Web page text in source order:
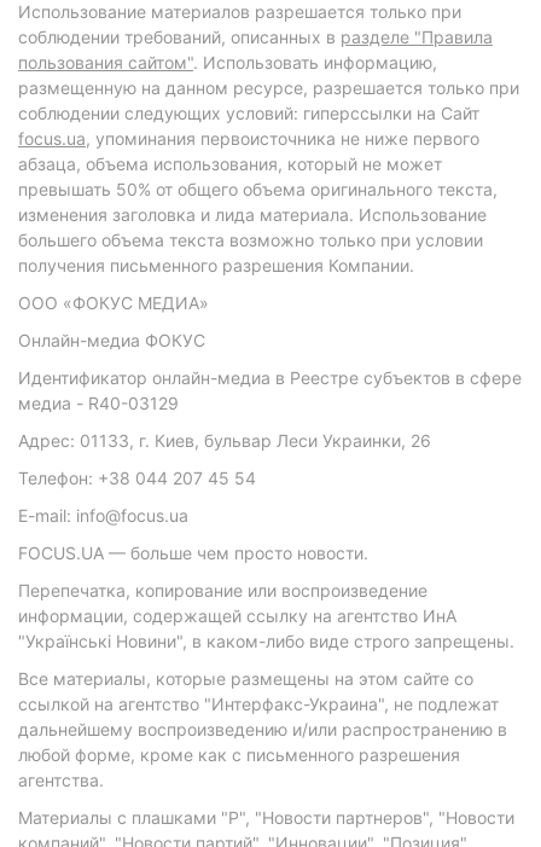
Использование материалов разрешается только при
соблюдении требований, описанных в разделе "Правила
пользования сайтом". Использовать информацию,
размещенную на данном ресурсе, разрешается только при
соблюдении следующих условий: гиперссылки на Сайт
focus.ua, упоминания первоисточника не ниже первого
абзаца, объема использования, который не может
превышать 50% от общего объема оригинального текста,
изменения заголовка и лида материала. Использование
большего объема текста возможно только при условии
получения письменного разрешения Компании.
ООО «ФОКУС МЕДИА»
Онлайн-медиа ФОКУС
Идентификатор онлайн-медиа в Реестре субъектов в сфере
медиа - R40-03129
Адрес: 01133, г. Киев, бульвар Леси Украинки, 26
Телефон: +38 044 207 45 54
E-mail: info@focus.ua
FOCUS.UA — больше чем просто новости.
Перепечатка, копирование или воспроизведение
информации, содержащей ссылку на агентство ИнА
"Українські Новини", в каком-либо виде строго запрещены.
Все материалы, которые размещены на этом сайте со
ссылкой на агентство "Интерфакс-Украина", не подлежат
дальнейшему воспроизведению и/или распространению в
любой форме, кроме как с письменного разрешения
агентства.
Материалы с плашками "Р", "Новости партнеров", "Новости
компаний", "Новости партий", "Инновации", "Позиция",